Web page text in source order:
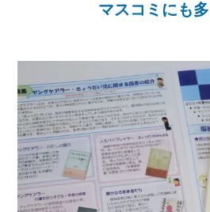
マスコミにも